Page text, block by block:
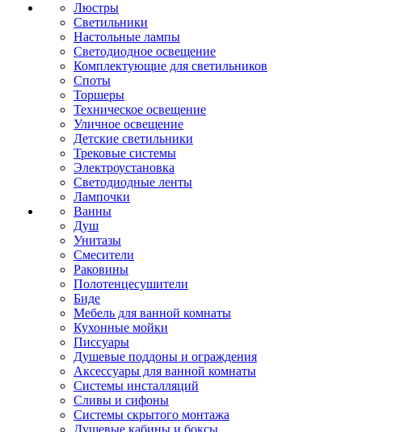
Люстры
Светильники
Настольные лампы
Светодиодное освещение
Комплектующие для светильников
Споты
Торшеры
Техническое освещение
Уличное освещение
Детские светильники
Трековые системы
Электроустановка
Светодиодные ленты
Лампочки
Ванны
Душ
Унитазы
Смесители
Раковины
Полотенцесушители
Биде
Мебель для ванной комнаты
Кухонные мойки
Писсуары
Душевые поддоны и ограждения
Аксессуары для ванной комнаты
Системы инсталляций
Сливы и сифоны
Системы скрытого монтажа
Душевые кабины и боксы